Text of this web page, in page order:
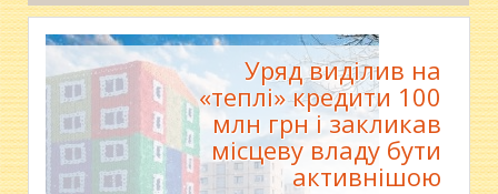
Уряд виділив на
«теплі» кредити 100
млн грн і закликав
місцеву владу бути
активнішою